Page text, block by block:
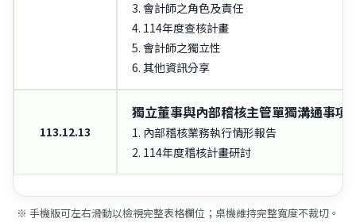
3. 會計師之角色及責任
4. 114年度查核計畫
5. 會計師之獨立性
6. 其他資訊分享
113.12.13
獨立董事與內部稽核主管單獨溝通事項
1. 內部稽核業務執行情形報告
2. 114年度稽核計畫研討
※ 手機版可左右滑動以檢視完整表格欄位；桌機維持完整寬度不裁切。